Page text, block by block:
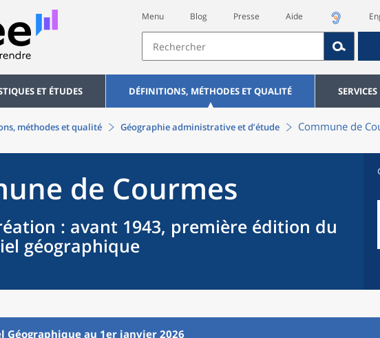
Menu Blog Presse Aide
ET ÉTUDES DÉFINITIONS, MÉTHODES ET QUALITÉ SERVICES
méthodes et qualité Géographie administrative et d’étude Commune de
de Courmes
: avant 1943, première édition du
géographique
Géographique au 1er janvier 2026